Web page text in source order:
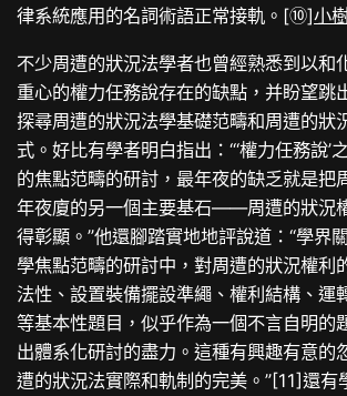
律系統應用的名詞術語正常接軌。[⑩]小
不少周遭的狀況法學者也曾經熟悉到以和
重心的權力任務說存在的缺點，并盼望跳
探尋周遭的狀況法學基礎范疇和周遭的狀
式。好比有學者明白指出：“‘權力任務說’
的焦點范疇的研討，最年夜的缺乏就是把
年夜廈的另一個主要基石——周遭的狀況
得彰顯。”他還腳踏實地地評說道：“學界
學焦點范疇的研討中，對周遭的狀況權利
法性、設置裝備擺設準繩、權利結構、運
等基本性題目，似乎作為一個不言自明的
出體系化研討的盡力。這種有興趣有意的
遭的狀況法實際和軌制的完美。”[11]還有